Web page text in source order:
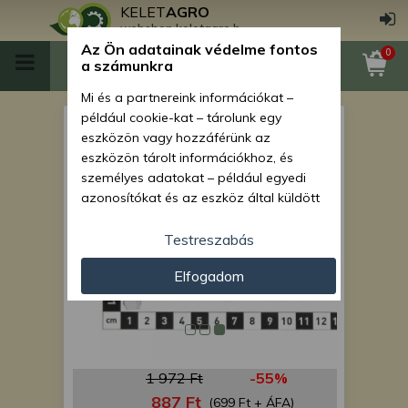
KELETAGRO
webshop.keletagro.hu
0
csavar M16X90 (jobb)
1 972 Ft -55%
887 Ft (699 Ft + ÁFA)
Az Ön adatainak védelme fontos
a számunkra
Mi és a partnereink információkat –
például cookie-kat – tárolunk egy
eszközön vagy hozzáférünk az
eszközön tárolt információkhoz, és
személyes adatokat – például egyedi
azonosítókat és az eszköz által küldött
személyre szabott hirdetések és
tartalom nyújtásához, hirdetés- és
tartalomméréshez, nézettségi adatok
gyűjtéséhez, valamint termékek
kifejlesztéséhez és a termékek
javításához. Az Ön engedélyével mi és a
módszerrel szerzett pontos geolokációs
adatokat és azonosítási információkat
Testreszabás
Elfogadom